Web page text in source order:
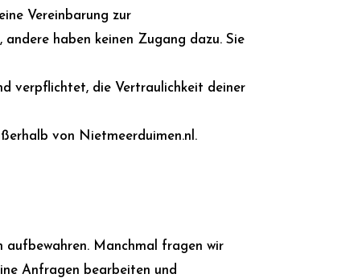
Vereinbarung zur
haben keinen Zugang dazu. Sie
verpflichtet, die Vertraulichkeit deiner
von Nietmeerduimen.nl.
aufbewahren. Manchmal fragen wir
Anfragen bearbeiten und